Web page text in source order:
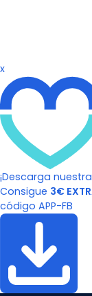
x
¡Descarga nuestra
Consigue 3€
código APP-FB